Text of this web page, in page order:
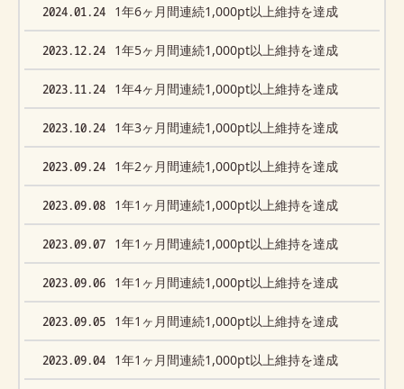
2024.01.24 1年6ヶ月間連続1,000pt以上維持を達成
2023.12.24 1年5ヶ月間連続1,000pt以上維持を達成
2023.11.24 1年4ヶ月間連続1,000pt以上維持を達成
2023.10.24 1年3ヶ月間連続1,000pt以上維持を達成
2023.09.24 1年2ヶ月間連続1,000pt以上維持を達成
2023.09.08 1年1ヶ月間連続1,000pt以上維持を達成
2023.09.07 1年1ヶ月間連続1,000pt以上維持を達成
2023.09.06 1年1ヶ月間連続1,000pt以上維持を達成
2023.09.05 1年1ヶ月間連続1,000pt以上維持を達成
2023.09.04 1年1ヶ月間連続1,000pt以上維持を達成